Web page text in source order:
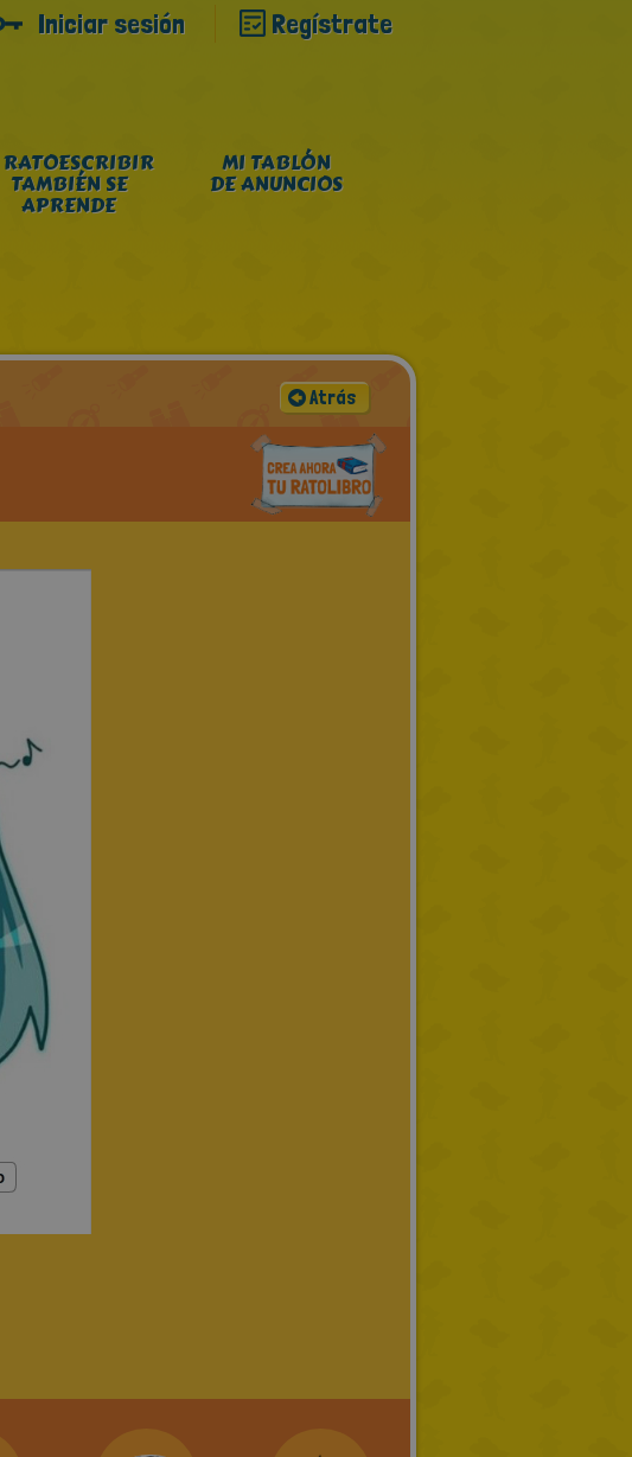
Iniciar sesión Regístrate
TAMBIÉN SE
APRENDE
MI TABLÓN
DE ANUNCIOS
Atrás